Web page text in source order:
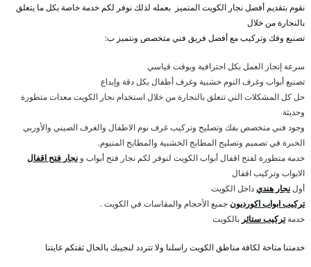
نقوم بتقديم أفضل نجار الكويت المتميز بعمله لذلك نوفر لكم خدمة خاصة بكل ما يتعلق
بالنجارة من خلال
تصنيع وفك وتركيب مع أفضل فريق فني متخصص ونتميز ب:
سرعة إنجاز العمل بكل احترافية وبوقت قياسي
تصنيع أبواب وغرف النوم خشبية وغرف أطفال بكل دقة وإبداع
حل كل المشكلات التي تتعلق بالنجارة من خلال استخدام نجار الكويت معدات متطورة
وحديثة
وجود فني متخصص بفك وتصليح وتركيب غرف نوم الاطفال والغرف الصيني والأوربي
الخبرة في تصميم وتصليح المطابخ الخشبية والمطابخ المنيوم.
خدمة متطورة لفتح اقفال أبواب الكويت لنوفر لكم نجار فتح أبواب و نجار فتح اقفال
الابواب وتركيب اقفال
أولنجار هنديداخل الكويت
تركيب ابواب اكورديونجميع الأحجام والمقاسات في الكويت .
خدمةتركيب ستائر بالكويت
خدمتنا متاحة لكافة مناطق الكويت راسلنا ولا تتردد لنجيبك بالحال ثقتكم غايتنا